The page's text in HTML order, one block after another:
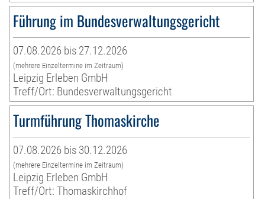
Führung im Bundesverwaltungsgericht
07.08.2026 bis 27.12.2026
(mehrere Einzeltermine im Zeitraum)
Leipzig Erleben GmbH
Treff/Ort: Bundesverwaltungsgericht
Turmführung Thomaskirche
07.08.2026 bis 30.12.2026
(mehrere Einzeltermine im Zeitraum)
Leipzig Erleben GmbH
Treff/Ort: Thomaskirchhof